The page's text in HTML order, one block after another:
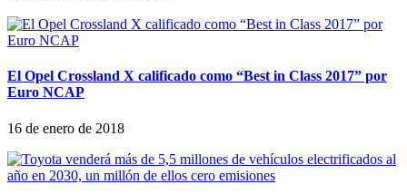
El Opel Crossland X calificado como “Best in Class 2017” por
Euro NCAP
16 de enero de 2018